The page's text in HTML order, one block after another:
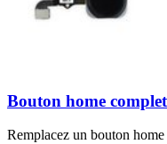
Bouton home
Remplacez un bouton